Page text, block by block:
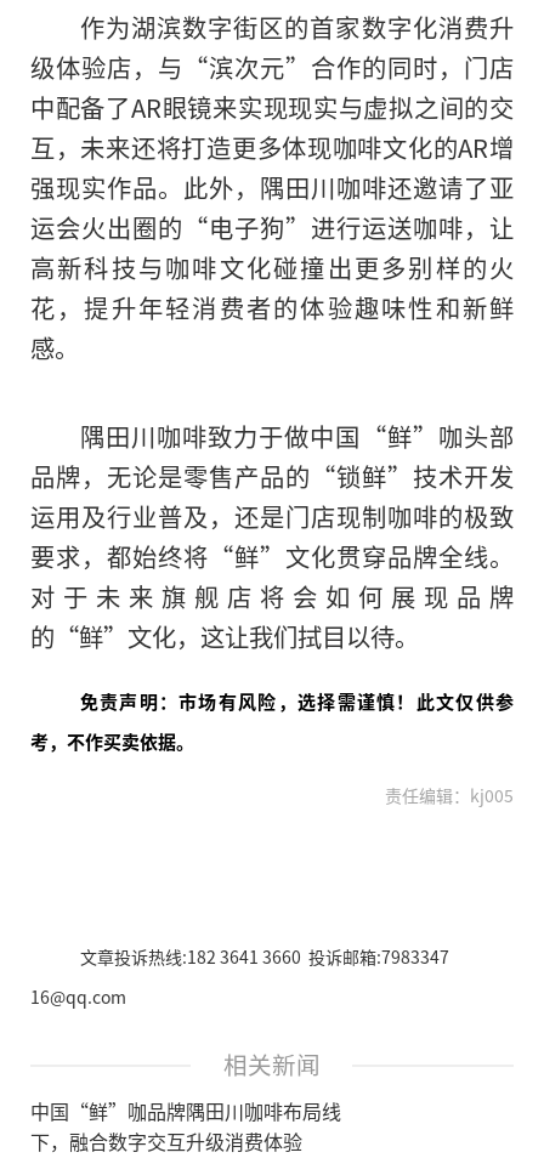
作为湖滨数字街区的首家数字化消费升
级体验店，与“滨次元”合作的同时，门店
中配备了AR眼镜来实现现实与虚拟之间的交
互，未来还将打造更多体现咖啡文化的AR增
强现实作品。此外，隅田川咖啡还邀请了亚
运会火出圈的“电子狗”进行运送咖啡，让
高新科技与咖啡文化碰撞出更多别样的火
花，提升年轻消费者的体验趣味性和新鲜
感。
隅田川咖啡致力于做中国“鲜”咖头部
品牌，无论是零售产品的“锁鲜”技术开发
运用及行业普及，还是门店现制咖啡的极致
要求，都始终将“鲜”文化贯穿品牌全线。
对于未来旗舰店将会如何展现品牌
的“鲜”文化，这让我们拭目以待。
免责声明：市场有风险，选择需谨慎！此文仅供参
考，不作买卖依据。
责任编辑：kj005
文章投诉热线:182 3641 3660 投诉邮箱:7983347
16@qq.com
相关新闻
中国“鲜”咖品牌隅田川咖啡布局线
下，融合数字交互升级消费体验